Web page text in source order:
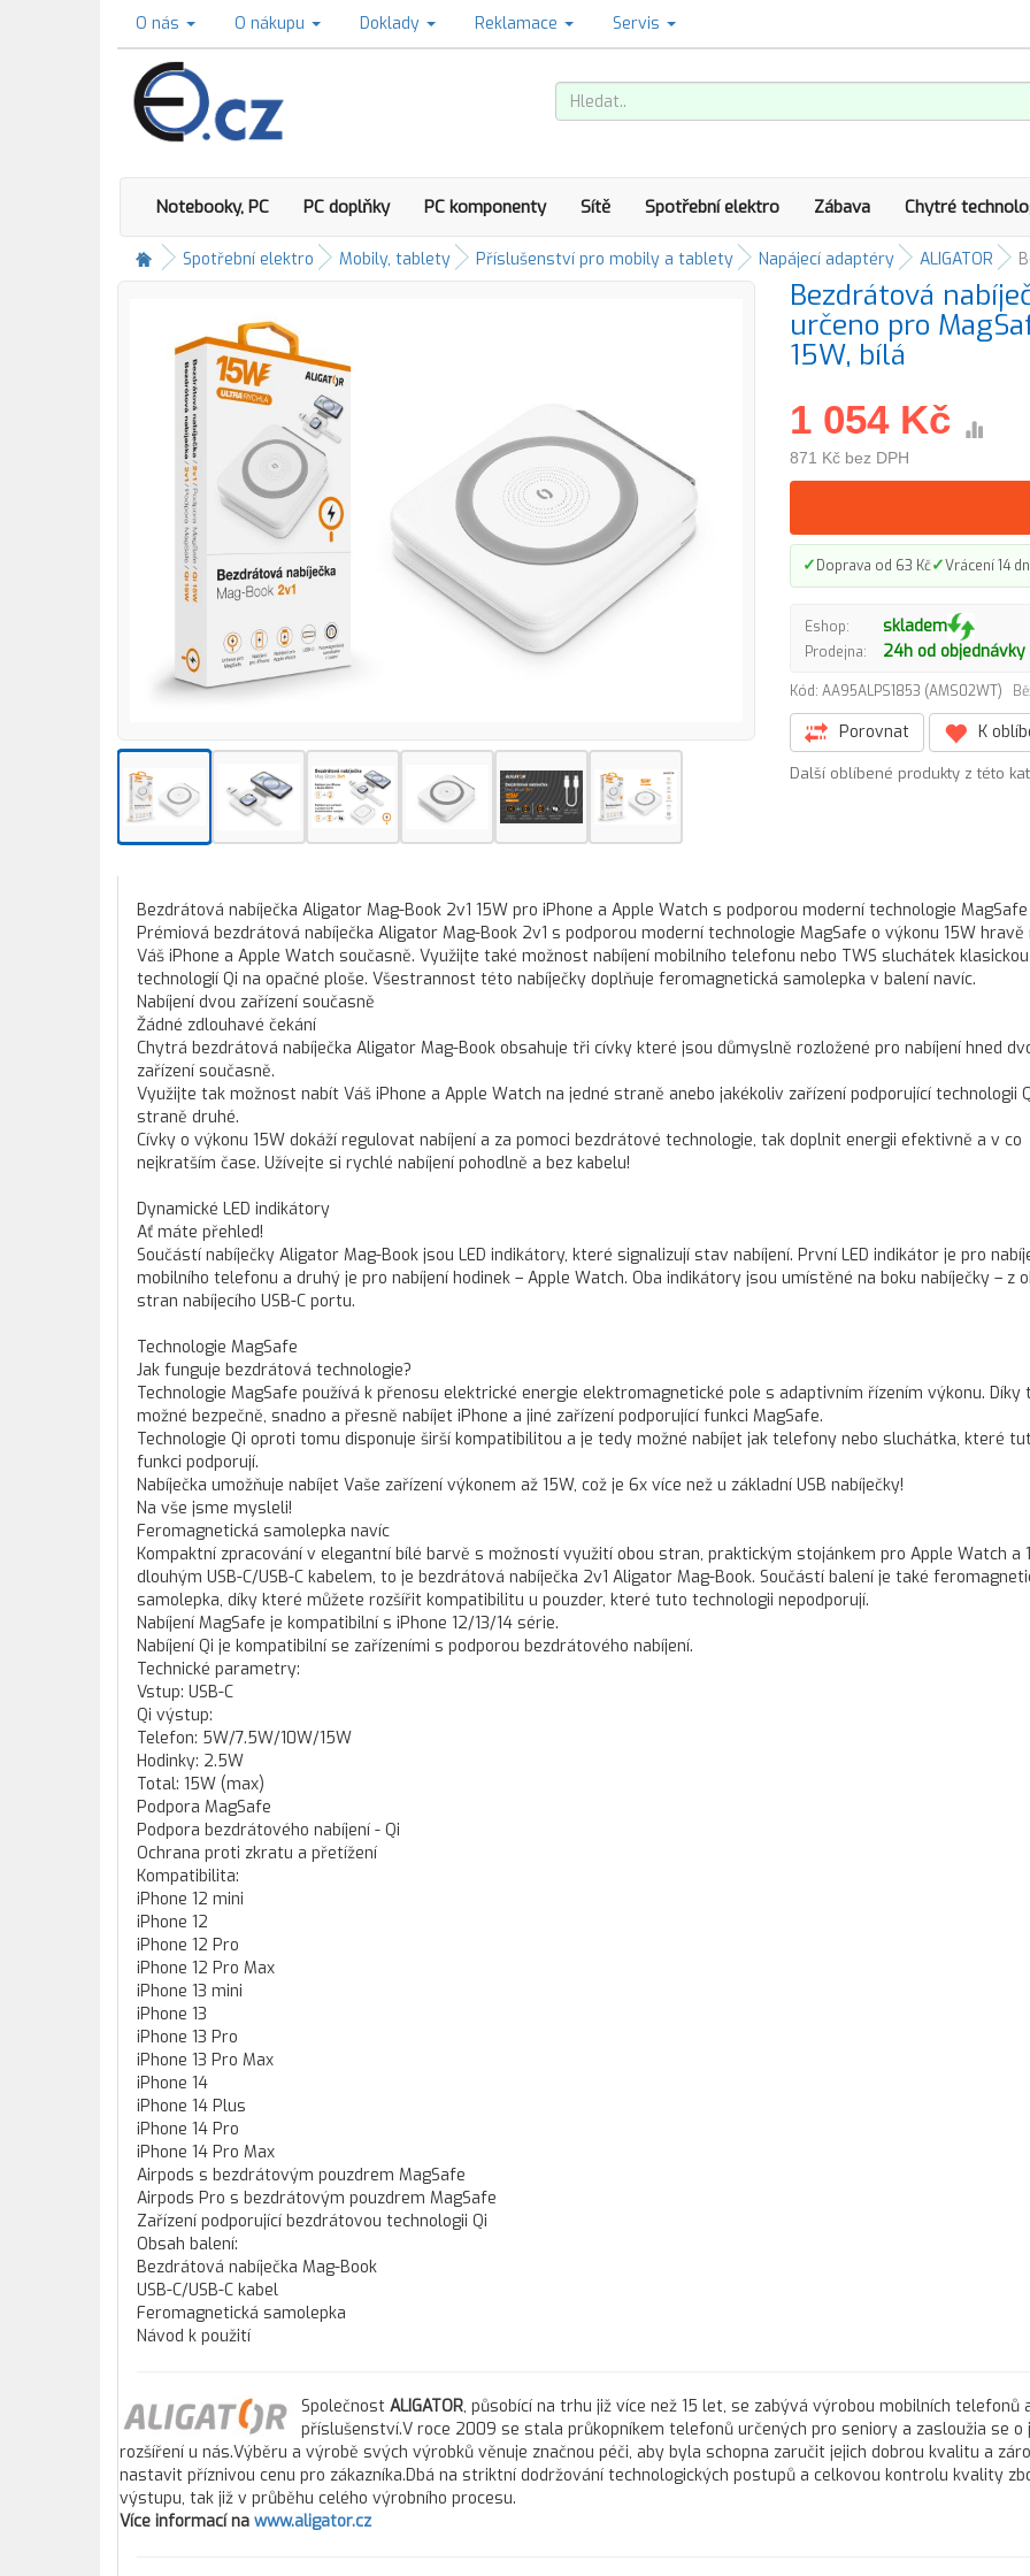
O nás O nákupu Doklady Reklamace Servis
Notebooky, PC PC doplňky PC komponenty Sítě Spotřební elektro Zábava Chytré
Spotřební elektro Mobily, tablety Příslušenství pro mobily a tablety Napájecí adaptéry ALIGATOR
Bezdrátová
určeno pro
15W, bílá
1 054 Kč
871 Kč bez DPH
✓Doprava od 63 Kč✓Vrácení 14
Eshop: skladem
Prodejna: 24h od objednávky
Kód: AA95ALPS1853 (AMS02WT)
Porovnat K
Další oblíbené produkty z této
Bezdrátová nabíječka Aligator Mag-Book 2v1 15W pro iPhone a Apple Watch s podporou moderní technologie MagSafe
Prémiová bezdrátová nabíječka Aligator Mag-Book 2v1 s podporou moderní technologie MagSafe o výkonu 15W hravě
Váš iPhone a Apple Watch současně. Využijte také možnost nabíjení mobilního telefonu nebo TWS sluchátek klasickou
technologií Qi na opačné ploše. Všestrannost této nabíječky doplňuje feromagnetická samolepka v balení navíc.
Nabíjení dvou zařízení současně
Žádné zdlouhavé čekání
Chytrá bezdrátová nabíječka Aligator Mag-Book obsahuje tři cívky které jsou důmyslně rozložené pro nabíjení hned
zařízení současně.
Využijte tak možnost nabít Váš iPhone a Apple Watch na jedné straně anebo jakékoliv zařízení podporující technologii
straně druhé.
Cívky o výkonu 15W dokáží regulovat nabíjení a za pomoci bezdrátové technologie, tak doplnit energii efektivně a v co
nejkratším čase. Užívejte si rychlé nabíjení pohodlně a bez kabelu!
Dynamické LED indikátory
Ať máte přehled!
Součástí nabíječky Aligator Mag-Book jsou LED indikátory, které signalizují stav nabíjení. První LED indikátor je pro
mobilního telefonu a druhý je pro nabíjení hodinek – Apple Watch. Oba indikátory jsou umístěné na boku nabíječky – z
stran nabíjecího USB-C portu.
Technologie MagSafe
Jak funguje bezdrátová technologie?
Technologie MagSafe používá k přenosu elektrické energie elektromagnetické pole s adaptivním řízením výkonu. Díky
možné bezpečně, snadno a přesně nabíjet iPhone a jiné zařízení podporující funkci MagSafe.
Technologie Qi oproti tomu disponuje širší kompatibilitou a je tedy možné nabíjet jak telefony nebo sluchátka, které
funkci podporují.
Nabíječka umožňuje nabíjet Vaše zařízení výkonem až 15W, což je 6x více než u základní USB nabíječky!
Na vše jsme mysleli!
Feromagnetická samolepka navíc
Kompaktní zpracování v elegantní bílé barvě s možností využití obou stran, praktickým stojánkem pro Apple Watch a
dlouhým USB-C/USB-C kabelem, to je bezdrátová nabíječka 2v1 Aligator Mag-Book. Součástí balení je také
samolepka, díky které můžete rozšířit kompatibilitu u pouzder, které tuto technologii nepodporují.
Nabíjení MagSafe je kompatibilní s iPhone 12/13/14 série.
Nabíjení Qi je kompatibilní se zařízeními s podporou bezdrátového nabíjení.
Technické parametry:
Vstup: USB-C
Qi výstup:
Telefon: 5W/7.5W/10W/15W
Hodinky: 2.5W
Total: 15W (max)
Podpora MagSafe
Podpora bezdrátového nabíjení - Qi
Ochrana proti zkratu a přetížení
Kompatibilita:
iPhone 12 mini
iPhone 12
iPhone 12 Pro
iPhone 12 Pro Max
iPhone 13 mini
iPhone 13
iPhone 13 Pro
iPhone 13 Pro Max
iPhone 14
iPhone 14 Plus
iPhone 14 Pro
iPhone 14 Pro Max
Airpods s bezdrátovým pouzdrem MagSafe
Airpods Pro s bezdrátovým pouzdrem MagSafe
Zařízení podporující bezdrátovou technologii Qi
Obsah balení:
Bezdrátová nabíječka Mag-Book
USB-C/USB-C kabel
Feromagnetická samolepka
Návod k použití
Společnost ALIGATOR, působící na trhu již více než 15 let, se zabývá výrobou mobilních telefonů
příslušenství.V roce 2009 se stala průkopníkem telefonů určených pro seniory a zasloužia se o
rozšíření u nás.Výběru a výrobě svých výrobků věnuje značnou péči, aby byla schopna zaručit jejich dobrou kvalitu a
nastavit příznivou cenu pro zákazníka.Dbá na striktní dodržování technologických postupů a celkovou kontrolu kvality
výstupu, tak již v průběhu celého výrobního procesu.
Více informací na www.aligator.cz